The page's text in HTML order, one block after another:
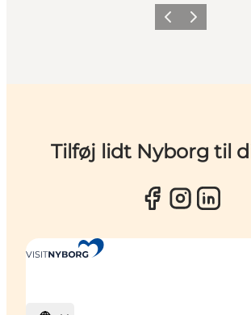
ForrigeNæste
Tilføj lidt Nyborg til